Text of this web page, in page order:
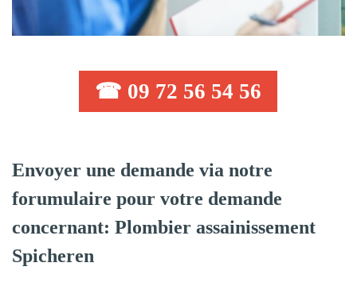
☎ 09 72 56 54 56
Envoyer une demande via notre
forumulaire pour votre demande
concernant: Plombier assainissement
Spicheren